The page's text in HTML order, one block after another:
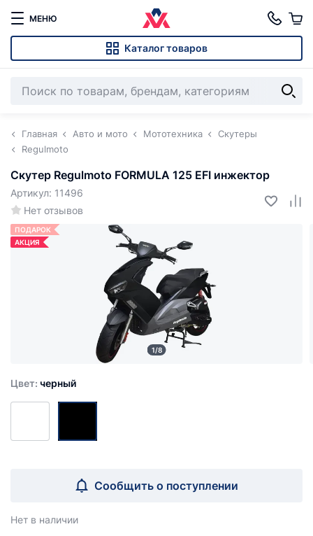
МЕНЮ
Каталог товаров
Главная Авто и мото Мототехника
Скутеры
Regulmoto
Скутер Regulmoto FORMULA 125 EFI инжектор
Нет отзывов
Артикул: 11496
ПОДАРОК
АКЦИЯ
1/8
Цвет: черный
Сообщить о поступлении
Нет в наличии